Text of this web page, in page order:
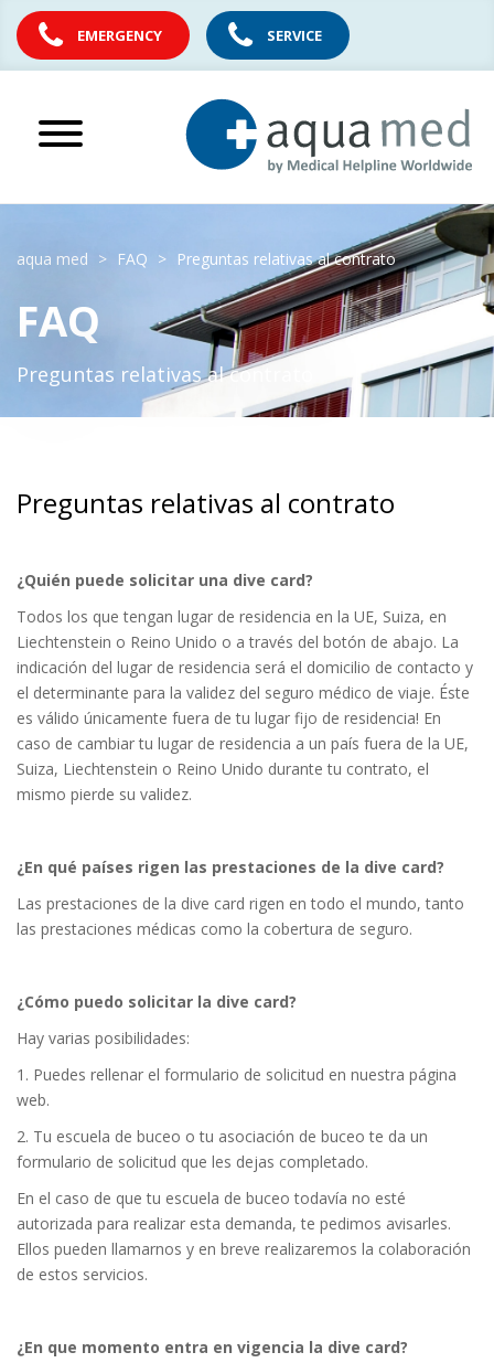
EMERGENCY SERVICE
aqua med FAQ Preguntas relativas al contrato
FAQ
Preguntas relativas al contrato
Preguntas relativas al contrato
¿Quién puede solicitar una dive card?
Todos los que tengan lugar de residencia en la UE, Suiza, en
Liechtenstein o Reino Unido o a través del botón de abajo. La
indicación del lugar de residencia será el domicilio de contacto y
el determinante para la validez del seguro médico de viaje. Éste
es válido únicamente fuera de tu lugar fijo de residencia! En
caso de cambiar tu lugar de residencia a un país fuera de la UE,
Suiza, Liechtenstein o Reino Unido durante tu contrato, el
mismo pierde su validez.
¿En qué países rigen las prestaciones de la dive card?
Las prestaciones de la dive card rigen en todo el mundo, tanto
las prestaciones médicas como la cobertura de seguro.
¿Cómo puedo solicitar la dive card?
Hay varias posibilidades:
1. Puedes rellenar el formulario de solicitud en nuestra página
web.
2. Tu escuela de buceo o tu asociación de buceo te da un
formulario de solicitud que les dejas completado.
En el caso de que tu escuela de buceo todavía no esté
autorizada para realizar esta demanda, te pedimos avisarles.
Ellos pueden llamarnos y en breve realizaremos la colaboración
de estos servicios.
¿En que momento entra en vigencia la dive card?